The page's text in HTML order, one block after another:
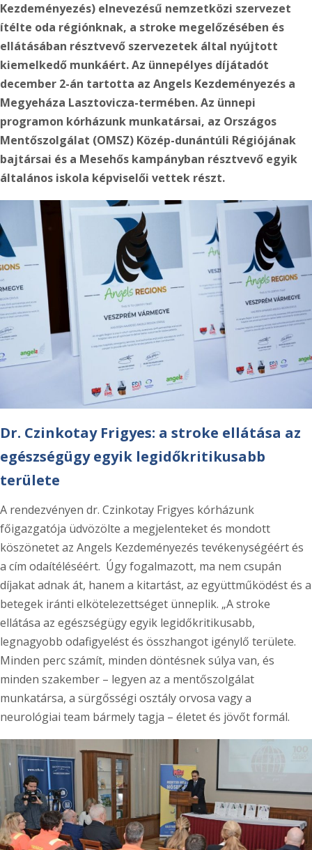
Kezdeményezés) elnevezésű nemzetközi szervezet
ítélte oda régiónknak, a stroke megelőzésében és
ellátásában résztvevő szervezetek által nyújtott
kiemelkedő munkáért. Az ünnepélyes díjátadót
december 2-án tartotta az Angels Kezdeményezés a
Megyeháza Lasztovicza-termében. Az ünnepi
programon kórházunk munkatársai, az Országos
Mentőszolgálat (OMSZ) Közép-dunántúli Régiójának
bajtársai és a Mesehős kampányban résztvevő egyik
általános iskola képviselői vettek részt.
Dr. Czinkotay Frigyes: a stroke ellátása az
egészségügy egyik legidőkritikusabb
területe
A rendezvényen dr. Czinkotay Frigyes kórházunk
főigazgatója üdvözölte a megjelenteket és mondott
köszönetet az Angels Kezdeményezés tevékenységéért és
a cím odaítéléséért. Úgy fogalmazott, ma nem csupán
díjakat adnak át, hanem a kitartást, az együttműködést és a
betegek iránti elkötelezettséget ünneplik. „A stroke
ellátása az egészségügy egyik legidőkritikusabb,
legnagyobb odafigyelést és összhangot igénylő területe.
Minden perc számít, minden döntésnek súlya van, és
minden szakember – legyen az a mentőszolgálat
munkatársa, a sürgősségi osztály orvosa vagy a
neurológiai team bármely tagja – életet és jövőt formál.